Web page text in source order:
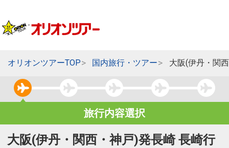
オリオンツアーTOP 国内旅行・ツアー 大阪(伊丹・関
旅行内容選択
大阪(伊丹・関西・神戸)発長崎 長崎行